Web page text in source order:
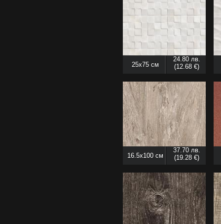
25x75 см
24.80 лв.
(12.68 €)
16.5x100 см
37.70 лв.
(19.28 €)